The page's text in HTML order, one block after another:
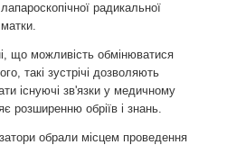
радикальної
що можливість обмінюватися
такі зустрічі дозволяють
існуючі зв'язки у медичному
розширенню обріїв і знань.
обрали місцем проведення